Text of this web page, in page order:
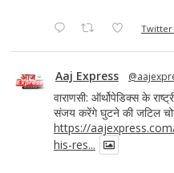
Twitter
Aaj Express
वाराणसी: ऑर्थोपेडिक्स के
संजय करेंगे घुटने की जटिल
https://
his-res...